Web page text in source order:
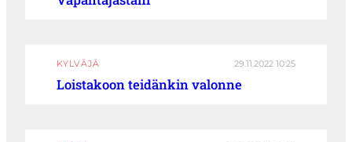
KYLVÄJÄ 29.11.2022 10:25
Loistakoon teidänkin valonne